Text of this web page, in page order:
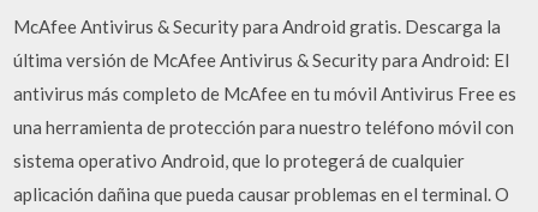
McAfee Antivirus & Security para Android gratis. Descarga la
última versión de McAfee Antivirus & Security para Android: El
antivirus más completo de McAfee en tu móvil Antivirus Free es
una herramienta de protección para nuestro teléfono móvil con
sistema operativo Android, que lo protegerá de cualquier
aplicación dañina que pueda causar problemas en el terminal. O